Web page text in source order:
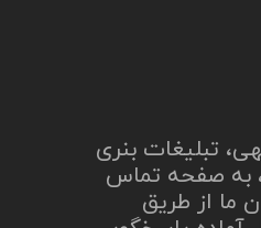
تبلیغات بنری
به صفحه تماس
ما از طریق